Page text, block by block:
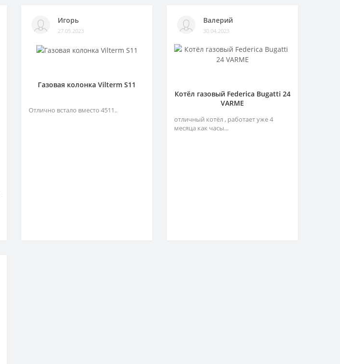
Игорь
27.05.2023
Газовая колонка Vilterm S11
Отлично встало вместо 4511..
Валерий
30.04.2023
Котёл газовый Federica Bugatti 24
VARME
отличный котёл , работает уже 4
месяца как часы...